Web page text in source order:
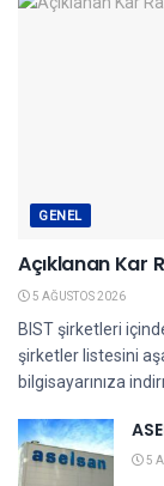
GENEL
Açıklanan Kar
5 AĞUSTOS 2026
BIST şirketleri
şirketler listesini
bilgisayarınıza
5